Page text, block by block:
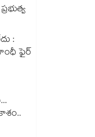
:
ఫైర్